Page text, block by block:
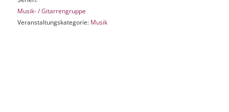
Musik- / Gitarrengruppe
Veranstaltungskategorie: Musik